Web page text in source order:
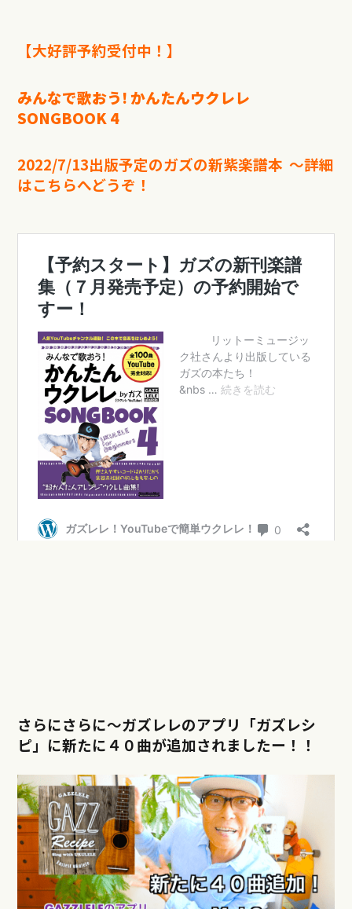
【大好評予約受付中！】
みんなで歌おう! かんたんウクレレ
SONGBOOK 4
2022/7/13出版予定のガズの新紫楽譜本 〜詳細
はこちらへどうぞ！
さらにさらに〜ガズレレのアプリ「ガズレシ
ピ」に新たに４０曲が追加されましたー！！